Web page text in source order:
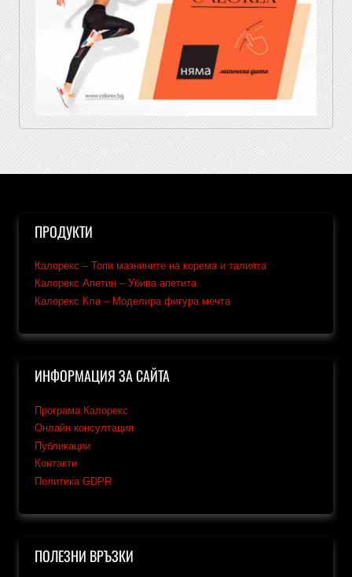
ПРОДУКТИ
Калорекс – Топи мазнините на корема и талията
Калорекс Апетин – Убива апетита
Калорекс Кла – Моделира фигура мечта
ИНФОРМАЦИЯ ЗА САЙТА
Програма Калорекс
Онлайн консултация
Публикации
Контакти
Политика GDPR
ПОЛЕЗНИ ВРЪЗКИ